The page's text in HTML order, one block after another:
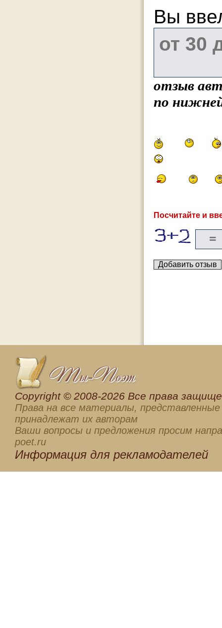
Вы
отзыв
по
Посчитайте и
Сopyright © 2008-2026 Все права
Права на все материалы, представленные
принадлежат их авторам
Ваши вопросы и предложения просим
poet.ru
Информация для рекламодателей